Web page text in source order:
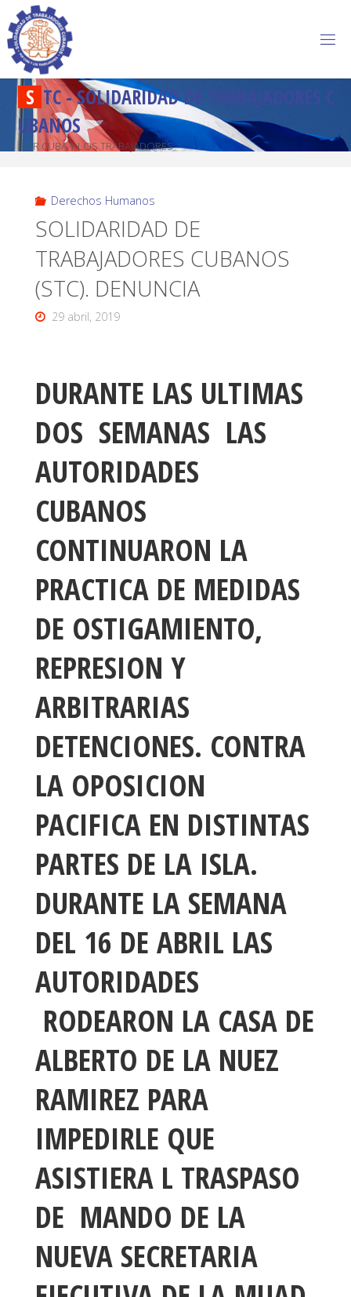
S TC-SOLIDARIDADD R A BAJADORES C
U BANOS
POR CUBA Y LOS TRABAJADORES
Derechos Humanos
SOLIDARIDAD DE
TRABAJADORES CUBANOS
(STC). DENUNCIA
29 abril, 2019
DURANTE LAS ULTIMAS
DOS SEMANAS LAS
AUTORIDADES
CUBANOS
CONTINUARON LA
PRACTICA DE MEDIDAS
DE OSTIGAMIENTO,
REPRESION Y
ARBITRARIAS
DETENCIONES. CONTRA
LA OPOSICION
PACIFICA EN DISTINTAS
PARTES DE LA ISLA.
DURANTE LA SEMANA
DEL 16 DE ABRIL LAS
AUTORIDADES
RODEARON LA CASA DE
ALBERTO DE LA NUEZ
RAMIREZ PARA
IMPEDIRLE QUE
ASISTIERA L TRASPASO
DE MANDO DE LA
NUEVA SECRETARIA